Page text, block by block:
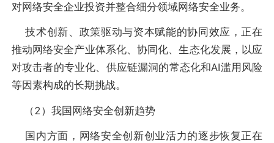
对网络安全企业投资并整合细分领域网络安全业务。
技术创新、政策驱动与资本赋能的协同效应，正在
推动网络安全产业体系化、协同化、生态化发展，以应
对攻击者的专业化、供应链漏洞的常态化和AI滥用风险
等因素构成的长期挑战。
（2）我国网络安全创新趋势
国内方面，网络安全创新创业活力的逐步恢复正在